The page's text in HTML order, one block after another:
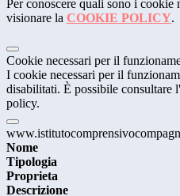
Per conoscere quali sono i cookie
visionare la COOKIE POLICY.
Cookie necessari per il
I cookie necessari per il
disabilitati. È possibile consultare
policy.
Nome
Tipologia
Proprieta
Descrizione